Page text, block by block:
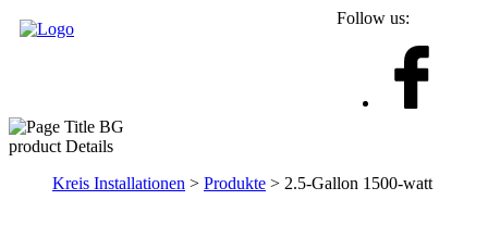
Follow us:
product Details
Kreis Installationen > Produkte > 2.5-Gallon 1500-watt